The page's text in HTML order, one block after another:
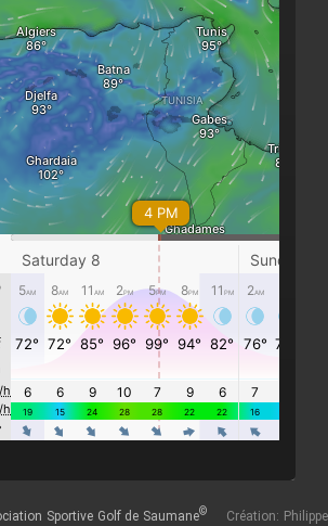
Sportive Golf de Saumane© Création: Philippe